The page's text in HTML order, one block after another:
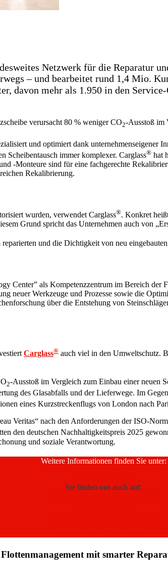
Netzwerk für die Reparatur
– und bearbeitet rund 1,4 Mio.
davon mehr als 1.950 in den
verursacht 80 % weniger CO2-Ausstoß im
und optimiert dank unternehmenseigener
Scheibentausch immer komplexer. Carglass® hat
-Monteure sind für eine fachgerechte
Rekalibrierung.
wurden, verwendet Carglass®. Konkret
Grund spricht das Unternehmen auch von
und die Dichtigkeit von neu
Center” als Kompetenzzentrum im Bereich der
neuer Werkzeuge und Prozesse sowie die
über die Entstehung von
Carglass® auch viel in den Umweltschutz.
2-Ausstoß im Vergleich zum Einbau einer neuen
des Glasabfalls und der Lieferwege. Im
eines Kurzstreckenflugs von London nach
Veritas“ nach den Anforderungen der ISO-
den deutschen Nachhaltigkeitspreis 2025
und soziale Verantwortung.
Weitere Informationen finden Sie unter:
Sie finden uns auch auf:
mit smarter